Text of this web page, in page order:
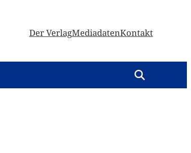
Der VerlagMediadatenKontakt